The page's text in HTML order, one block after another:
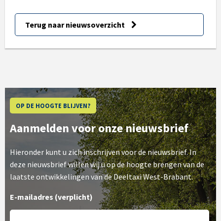
Terug naar nieuwsoverzicht
Aanmelden voor onze nieuwsbrief
OP DE HOOGTE BLIJVEN?
Hieronder kunt u zich inschrijven voor de nieuwsbrief. In
deze nieuwsbrief willen wij u op de hoogte brengen van de
laatste ontwikkelingen van de Deeltaxi West-Brabant.
E-mailadres (verplicht)